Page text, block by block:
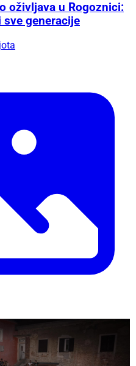
oživljava u Rogoznici:
generacije